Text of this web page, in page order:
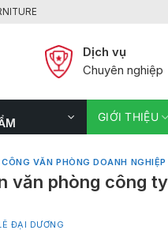
Dịch vụ
Chuyên nghiệp
GIỚI THIỆU
VĂN PHÒNG DOANH NGHIỆP
văn phòng công
ĐẠI DƯƠNG